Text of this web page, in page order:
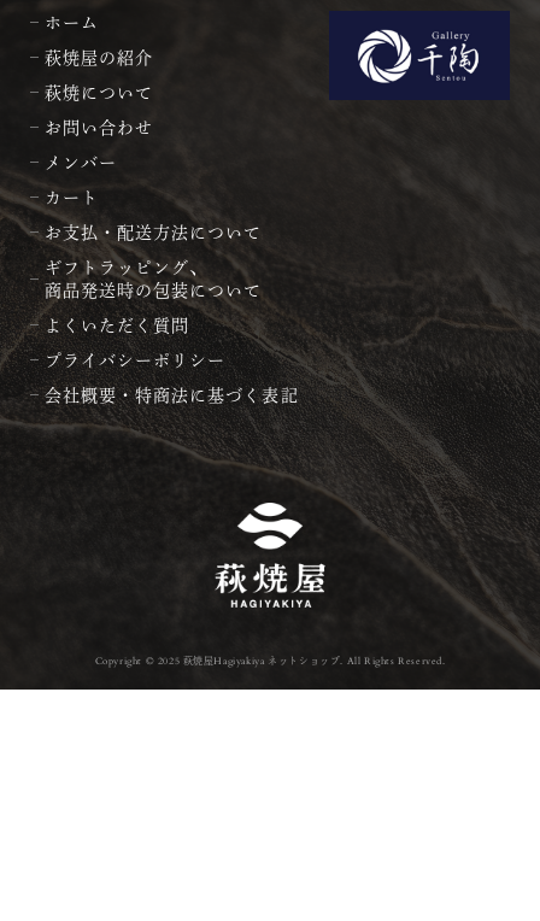
ホーム
萩焼屋の紹介
萩焼について
お問い合わせ
メンバー
カート
お支払・配送方法について
ギフトラッピング、
商品発送時の包装について
よくいただく質問
プライバシーポリシー
会社概要・特商法に基づく表記
Copyright © 2025 萩焼屋Hagiyakiya ネットショップ. All Rights Reserved.